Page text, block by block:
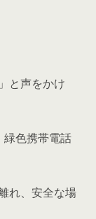
と声をかけ
緑色携帯電話
れ、安全な場